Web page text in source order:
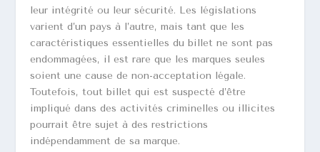
leur intégrité ou leur sécurité. Les législations
varient d’un pays à l’autre, mais tant que les
caractéristiques essentielles du billet ne sont pas
endommagées, il est rare que les marques seules
soient une cause de non-acceptation légale.
Toutefois, tout billet qui est suspecté d’être
impliqué dans des activités criminelles ou illicites
pourrait être sujet à des restrictions
indépendamment de sa marque.